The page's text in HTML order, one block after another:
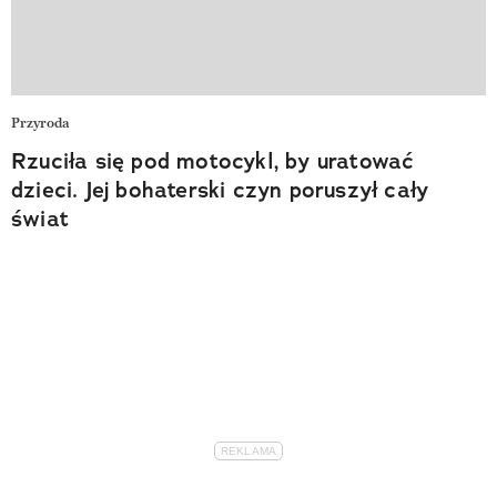
Przyroda
Rzuciła się pod motocykl, by uratować
dzieci. Jej bohaterski czyn poruszył cały
świat